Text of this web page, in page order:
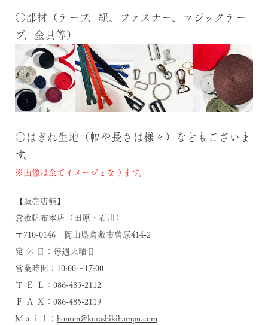
○部材（テープ、紐、ファスナー、マジックテー
プ、金具等）
○はぎれ生地（幅や長さは様々）などもございま
す。
※画像は全てイメージとなります。
【販売店舗】
倉敷帆布本店（田原・石川）
〒710-0146 岡山県倉敷市曽原414-2
定 休 日：毎週火曜日
営業時間：10:00～17:00
Ｔ Ｅ Ｌ：086-485-2112
Ｆ Ａ Ｘ：086-485-2119
Ｍａｉｌ： honten@kurashikihampu.com